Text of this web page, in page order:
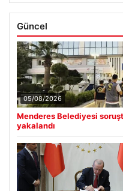
Güncel
05/08/2026
Menderes Belediyesi
yakalandı